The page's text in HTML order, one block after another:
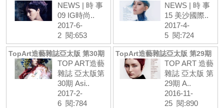
NEWS | 時 事
09 IG時尚..
2017-6-
2 閱:653
NEWS | 時 事
15 美沙國際..
2017-4-
5 閱:724
TopArt造藝雜誌亞太版 第30期
TOP ART造藝
雜誌 亞太版第
30期 Asi..
2017-2-
6 閱:784
TopArt造藝雜誌亞太版 第29期
TOP ART 造藝
雜誌 亞太版 第
29期 A..
2016-11-
25 閱:890